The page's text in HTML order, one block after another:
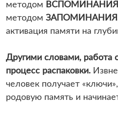
методом ВСПОМИНАНИЯ
методом
активация памяти на
Другими словами, работа
процесс распаковки. Извне
человек получает
родовую память и